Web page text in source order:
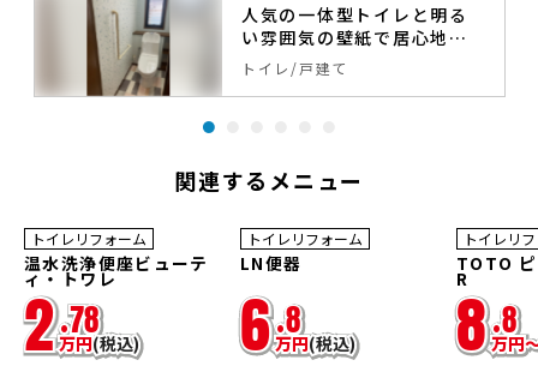
人気の一体型トイレと明る
い雰囲気の壁紙で居心地の
良いトイレへ。
トイレ 戸建て
関連するメニュー
トイレリフォーム
温水洗浄便座ビューテ
ィ・トワレ
2.78
万円(税込)
30 %OFF
トイレリフォーム
LN便器
6.8
万円(税込)
37 %OFF
トイレリ
TOTO
R
8.8
万円